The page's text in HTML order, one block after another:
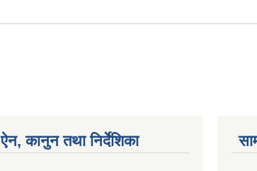
ऐन, कानुन तथा निर्देशिका